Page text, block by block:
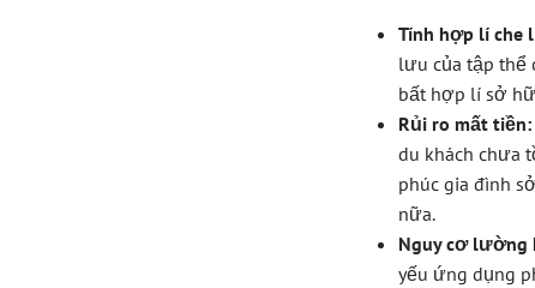
Tính hợp lí che
lưu của tập thể
bất hợp lí sở
Rủi ro mất tiền:
du khách chưa
phúc gia đình
nữa.
Nguy cơ lường
yếu ứng dụng